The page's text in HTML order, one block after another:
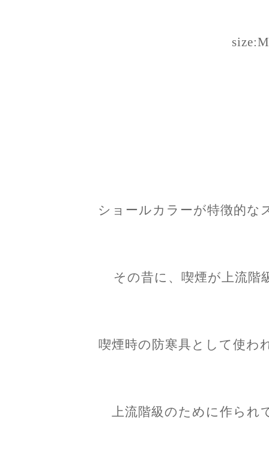
ショールカラーが特徴的な
その昔に、喫煙が上流階
喫煙時の防寒具として使わ
上流階級のために作ら